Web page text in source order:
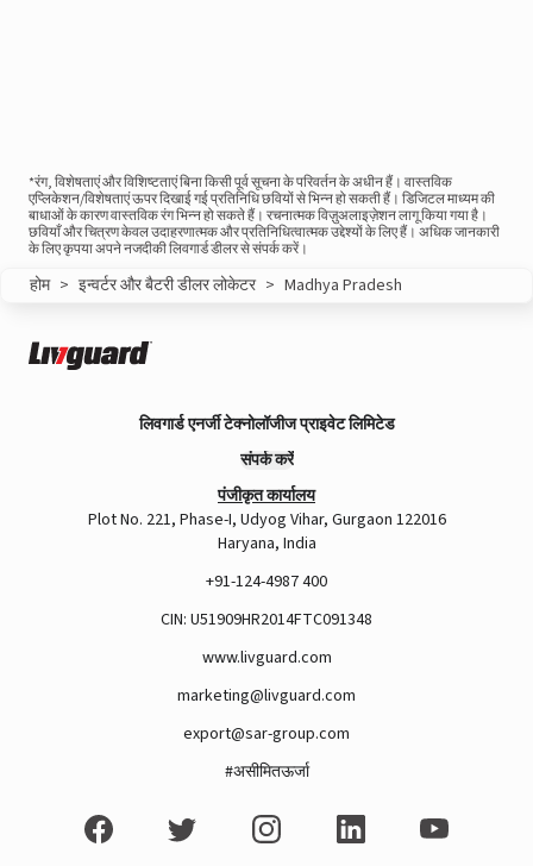
*रंग, विशेषताएं और विशिष्टताएं बिना किसी पूर्व सूचना के परिवर्तन के अधीन हैं। वास्तविक
एप्लिकेशन/विशेषताएं ऊपर दिखाई गई प्रतिनिधि छवियों से भिन्न हो सकती हैं। डिजिटल माध्यम की
बाधाओं के कारण वास्तविक रंग भिन्न हो सकते हैं। रचनात्मक विज़ुअलाइज़ेशन लागू किया गया है।
छवियाँ और चित्रण केवल उदाहरणात्मक और प्रतिनिधित्वात्मक उद्देश्यों के लिए हैं। अधिक जानकारी
के लिए कृपया अपने नजदीकी लिवगार्ड डीलर से संपर्क करें।
होम > इन्वर्टर और बैटरी डीलर लोकेटर > Madhya Pradesh
लिवगार्ड एनर्जी टेक्नोलॉजीज प्राइवेट लिमिटेड
संपर्क करें
पंजीकृत कार्यालय
Plot No. 221, Phase-I, Udyog Vihar, Gurgaon 122016
Haryana, India
+91-124-4987 400
CIN: U51909HR2014FTC091348
www.livguard.com
marketing@livguard.com
export@sar-group.com
#असीमितऊर्जा